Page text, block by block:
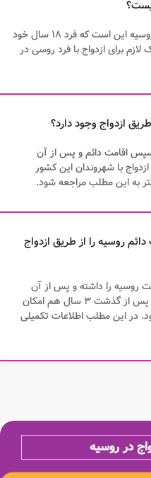
✔️یکی از مهم ترین شرایط ازدواج در روسیه این است که فرد ۱۸ سال خود
برای ازدواج با فرد روسی در
سپس اقامت دائم و پس از آن
با شهروندان این کشور
به این مطلب مراجعه شود.
روسیه را از طریق ازدواج
اقامت موقت روسیه را داشته و پس از آن
اقامت دائم این کشور را دریافت کنند. پس از گذشت ۳ سال هم امکان
در این مطلب اطلاعات تکمیلی
در روسیه